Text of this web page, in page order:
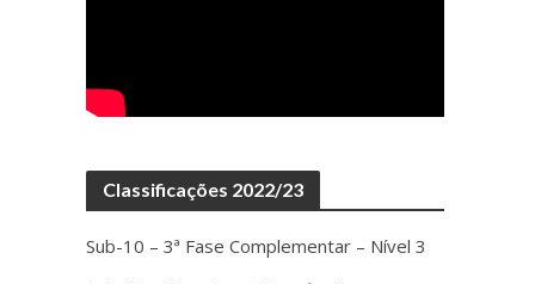
Classificações 2022/23
Sub-10 – 3ª Fase Complementar – Nível 3